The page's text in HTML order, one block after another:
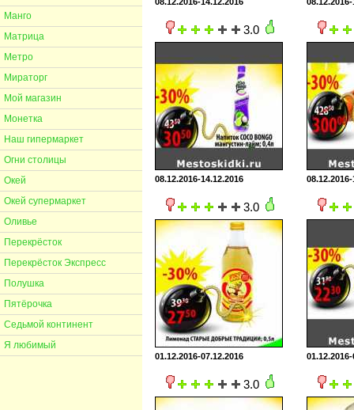
Манго
Матрица
Метро
Мираторг
Мой магазин
Монетка
Наш гипермаркет
Огни столицы
Окей
Окей супермаркет
Оливье
Перекрёсток
Перекрёсток Экспресс
Полушка
Пятёрочка
Седьмой континент
Я любимый
3.0
08.12.2016-14.12.2016
3.0
01.12.2016-07.12.2016
3.0